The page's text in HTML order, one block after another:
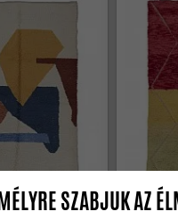
SZABJUK AZ